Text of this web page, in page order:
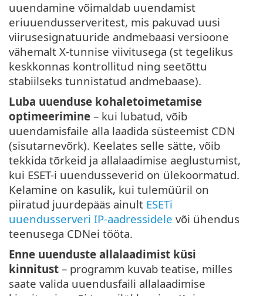
uuendamine võimaldab uuendamist
eriuuendusserveritest, mis pakuvad uusi
viirusesignatuuride andmebaasi versioone
vähemalt X-tunnise viivitusega (st tegelikus
keskkonnas kontrollitud ning seetõttu
stabiilseks tunnistatud andmebaase).
Luba uuenduse kohaletoimetamise
optimeerimine – kui lubatud, võib
uuendamisfaile alla laadida süsteemist CDN
(sisutarnevõrk). Keelates selle sätte, võib
tekkida tõrkeid ja allalaadimise aeglustumist,
kui ESET-i uuendusseverid on ülekoormatud.
Kelamine on kasulik, kui tulemüüril on
piiratud juurdepääs ainult ESETi
uuendusserveri IP-aadressidele või ühendus
teenusega CDNei tööta.
Enne uuenduste allalaadimist küsi
kinnitust – programm kuvab teatise, milles
saate valida uuendusfaili allalaadimise